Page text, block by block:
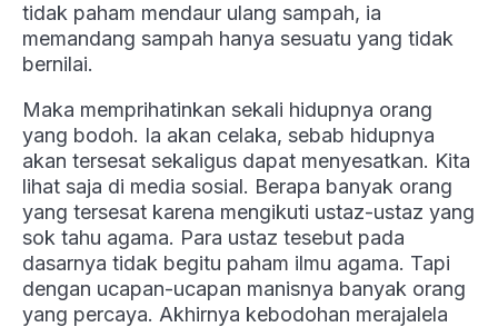
tidak paham mendaur ulang sampah, ia
memandang sampah hanya sesuatu yang tidak
bernilai.
Maka memprihatinkan sekali hidupnya orang
yang bodoh. Ia akan celaka, sebab hidupnya
akan tersesat sekaligus dapat menyesatkan. Kita
lihat saja di media sosial. Berapa banyak orang
yang tersesat karena mengikuti ustaz-ustaz yang
sok tahu agama. Para ustaz tesebut pada
dasarnya tidak begitu paham ilmu agama. Tapi
dengan ucapan-ucapan manisnya banyak orang
yang percaya. Akhirnya kebodohan merajalela